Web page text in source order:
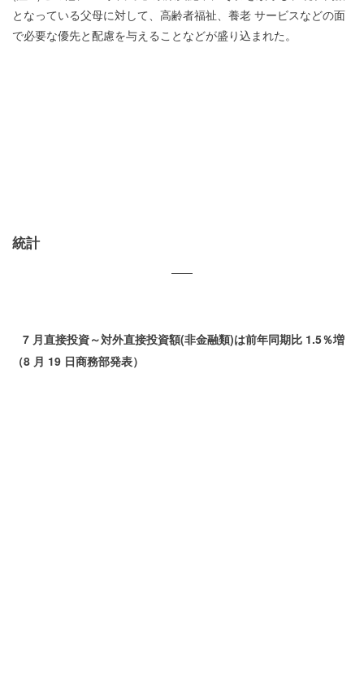
となっている父母に対して、高齢者福祉、養老 サービスなどの面
で必要な優先と配慮を与えることなどが盛り込まれた。
統計
——
7 月直接投資～対外直接投資額(非金融類)は前年同期比 1.5％増
（8 月 19 日商務部発表）